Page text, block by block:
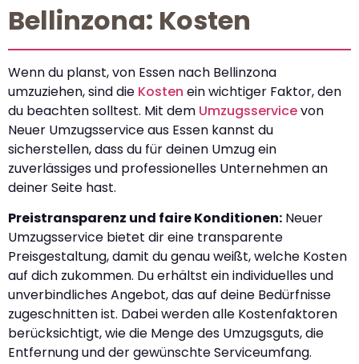
Bellinzona: Kosten
Wenn du planst, von Essen nach Bellinzona
umzuziehen, sind die Kosten ein wichtiger Faktor, den
du beachten solltest. Mit dem Umzugsservicevon
Neuer Umzugsservice aus Essen kannst du
sicherstellen, dass du für deinen Umzug ein
zuverlässiges und professionelles Unternehmen an
deiner Seite hast.
Preistransparenz und faire Konditionen: Neuer
Umzugsservice bietet dir eine transparente
Preisgestaltung, damit du genau weißt, welche Kosten
auf dich zukommen. Du erhältst ein individuelles und
unverbindliches Angebot, das auf deine Bedürfnisse
zugeschnitten ist. Dabei werden alle Kostenfaktoren
berücksichtigt, wie die Menge des Umzugsguts, die
Entfernung und der gewünschte Serviceumfang.